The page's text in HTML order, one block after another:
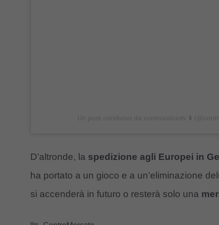
D’altronde, la spedizione agli Europei in
ha portato a un gioco e a un’eliminazione
si accenderà in futuro o resterà solo una